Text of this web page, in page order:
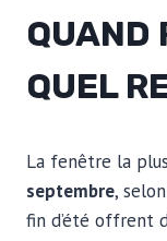
QUAND
QUEL
La fenêtre la plus
septembre,
fin d’été offrent